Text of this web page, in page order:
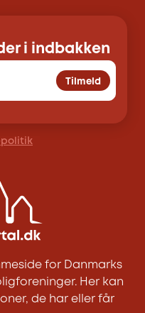
i indbakken
Tilmeld
for Danmarks
Her kan
de har eller får